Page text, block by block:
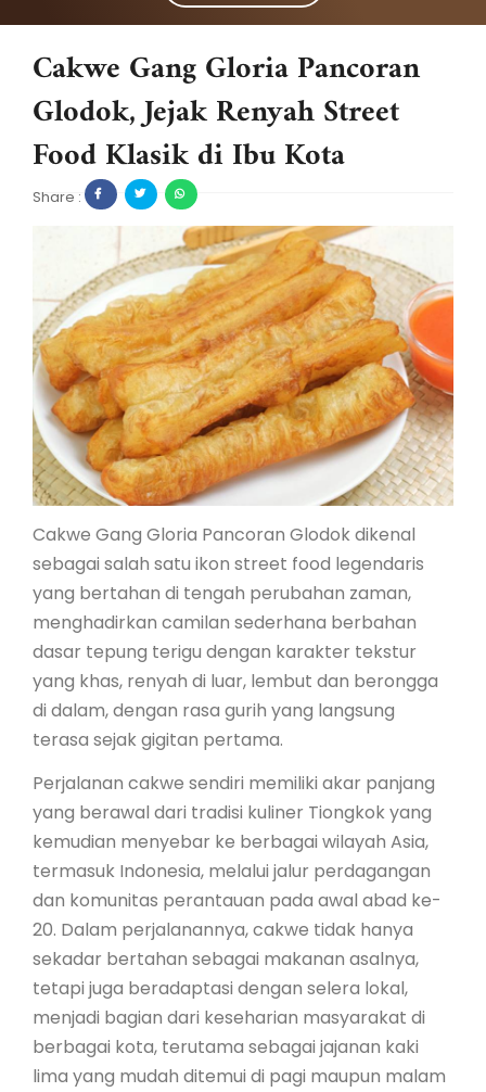
Cakwe Gang Gloria Pancoran
Glodok, Jejak Renyah Street
Food Klasik di Ibu Kota
Share :
Cakwe Gang Gloria Pancoran Glodok dikenal
sebagai salah satu ikon street food legendaris
yang bertahan di tengah perubahan zaman,
menghadirkan camilan sederhana berbahan
dasar tepung terigu dengan karakter tekstur
yang khas, renyah di luar, lembut dan berongga
di dalam, dengan rasa gurih yang langsung
terasa sejak gigitan pertama.
Perjalanan cakwe sendiri memiliki akar panjang
yang berawal dari tradisi kuliner Tiongkok yang
kemudian menyebar ke berbagai wilayah Asia,
termasuk Indonesia, melalui jalur perdagangan
dan komunitas perantauan pada awal abad ke-
20. Dalam perjalanannya, cakwe tidak hanya
sekadar bertahan sebagai makanan asalnya,
tetapi juga beradaptasi dengan selera lokal,
menjadi bagian dari keseharian masyarakat di
berbagai kota, terutama sebagai jajanan kaki
lima yang mudah ditemui di pagi maupun malam